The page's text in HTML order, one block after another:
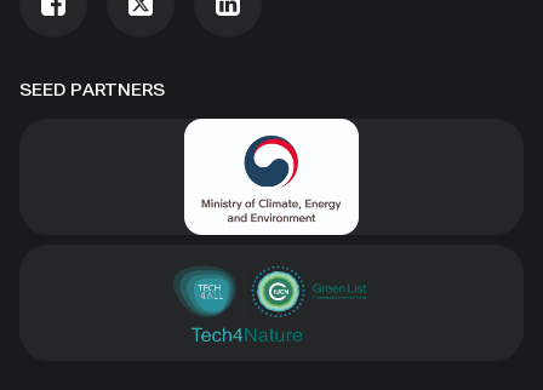
SEED PARTNERS